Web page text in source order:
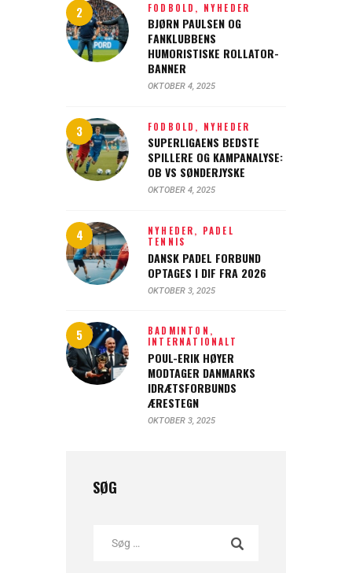
FODBOLD, NYHEDER
BJØRN PAULSEN OG
FANKLUBBENS
HUMORISTISKE ROLLATOR-
BANNER
OKTOBER 4, 2025
FODBOLD, NYHEDER
SUPERLIGAENS BEDSTE
SPILLERE OG KAMPANALYSE:
OB VS SØNDERJYSKE
OKTOBER 4, 2025
NYHEDER, PADEL
TENNIS
DANSK PADEL FORBUND
OPTAGES I DIF FRA 2026
OKTOBER 3, 2025
BADMINTON,
INTERNATIONALT
POUL-ERIK HØYER
MODTAGER DANMARKS
IDRÆTSFORBUNDS
ÆRESTEGN
OKTOBER 3, 2025
SØG